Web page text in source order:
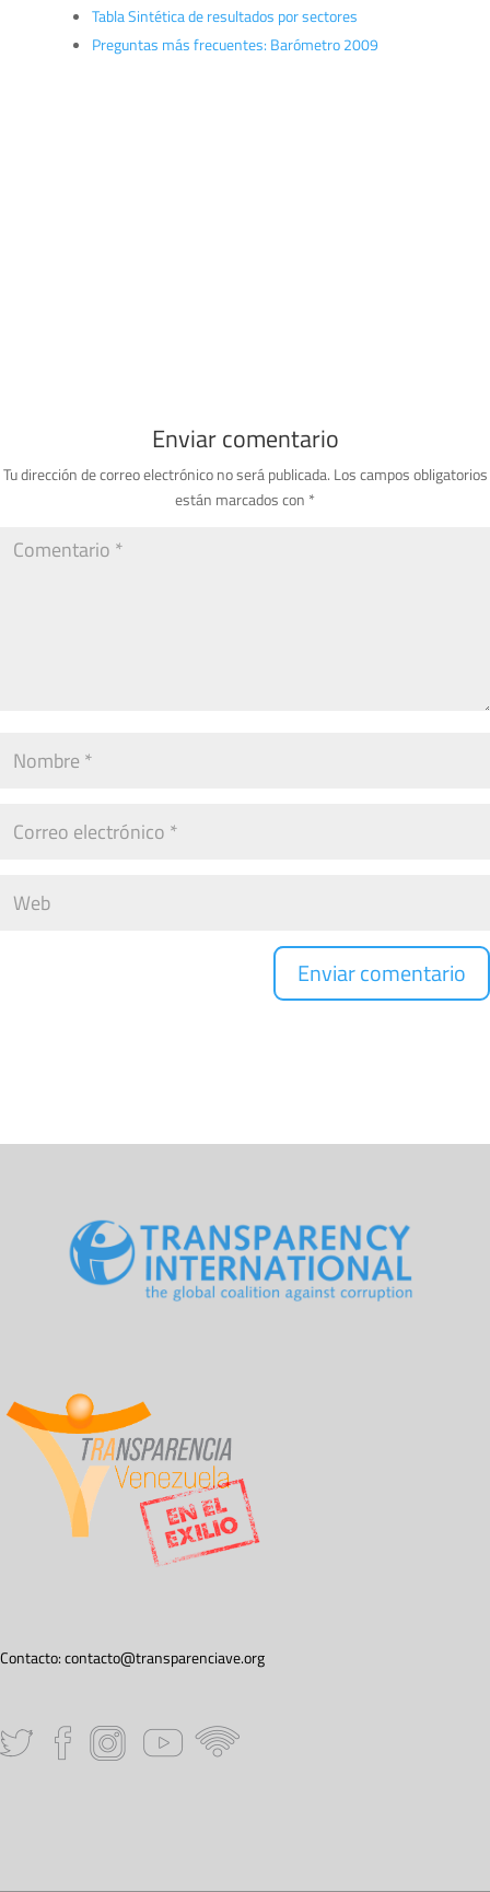
Tabla Sintética de resultados por sectores
Preguntas más frecuentes: Barómetro 2009
Enviar comentario
Tu dirección de correo electrónico no será publicada. Los campos obligatorios
están marcados con *
Contacto:contacto@transparenciave.org